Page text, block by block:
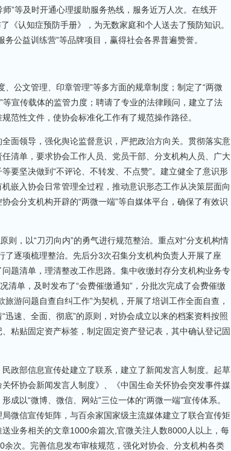
”等及时开通心理援助服务热线，服务近万人次。在线开
《认知症预防手册》，为无数家庭和个人送去了预防知识。
公益训练营”等品牌项目，赢得社会各界普遍赞誉。
公文管理、印章管理”等多方面的规章制度；制定了“两微
宣传载体的监管力度；聘请了专业的法律顾问，建立了法
范性文件，使协会标准化工作有了规范操作路径。
面领导，强化舆论监督意识，严把政治方向关。贯彻落实意
清单，要求协会工作人员、党员干部、分支机构人员、广大
要坚决做到“不评论、不转发、不点赞”。建立健全了意识形
嵌入协会日常管理全过程，推动意识形态工作从决策层面向
会分支机构开辟的“两微一端”等自媒体平台，确保了有效识
则，以“刀刃向内”的勇气进行规范整治。重点对“分支机构情
逐项梳理整治。先后分3次召集分支机构负责人开展了座
题清单，理清整改工作思路。集中收缴封存分支机构业务专
清单，及时发布了“会费催缴通知”，分批次完成了会费催缴
游问题自查自纠工作”为契机，开展了培训工作全面自查，
速、全面、彻底”的原则，对协会成立以来的档案资料按照
粘贴固定资产标签，制定固定资产登记表，其中确认登记固
政部信息宣传处建立了联系，建立了新闻发言人制度。起草
怀协会新闻发言人制度》、《中国生命关怀协会突发事件媒
以“微博、微信、网站”三位一体的“两微一端”宣传体系。
微信宣传矩阵，与百余家国家级主流媒体建立了联合宣传矩
业务相关的文章1000余篇次,官微关注人数8000人以上，每
次。完善信息发布审核规范，强化对协会、分支机构各类